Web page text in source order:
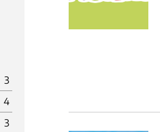
3
4
3